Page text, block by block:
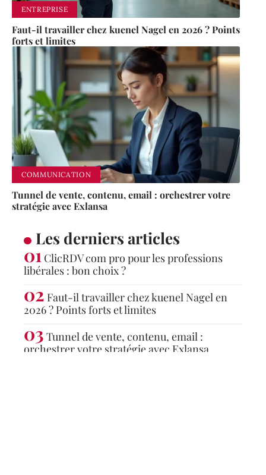
ENTREPRISE
Faut-il travailler chez kuenel Nagel en 2026 ? Points
forts et limites
COMMUNICATION
Tunnel de vente, contenu, email : orchestrer votre
stratégie avec Exlansa
Les derniers articles
ClicRDV com pro pour les professions
libérales : bon choix ?
Faut-il travailler chez kuenel Nagel en
2026 ? Points forts et limites
Tunnel de vente, contenu, email :
orchestrer votre stratégie avec Exlansa